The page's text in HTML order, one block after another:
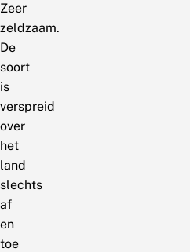
Zeer
zeldzaam.
De
soort
is
verspreid
over
het
land
slechts
af
en
toe